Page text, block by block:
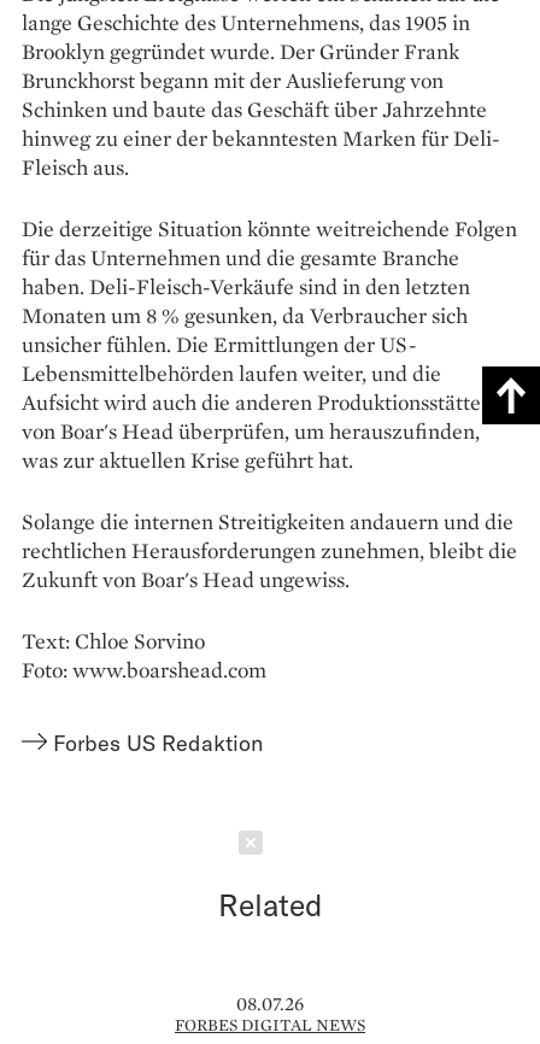
lange Geschichte des Unternehmens, das 1905 in
Brooklyn gegründet wurde. Der Gründer Frank
Brunckhorst begann mit der Auslieferung von
Schinken und baute das Geschäft über Jahrzehnte
hinweg zu einer der bekanntesten Marken für Deli-
Fleisch aus.
Die derzeitige Situation könnte weitreichende Folgen
für das Unternehmen und die gesamte Branche
haben. Deli-Fleisch-Verkäufe sind in den letzten
Monaten um 8 % gesunken, da Verbraucher sich
unsicher fühlen. Die Ermittlungen der US-
Lebensmittelbehörden laufen weiter, und die
Aufsicht wird auch die anderen Produktionsstätten
von Boar's Head überprüfen, um herauszufinden,
was zur aktuellen Krise geführt hat.
Solange die internen Streitigkeiten andauern und die
rechtlichen Herausforderungen zunehmen, bleibt die
Zukunft von Boar's Head ungewiss.
Text: Chloe Sorvino
Foto: www.boarshead.com
Forbes US Redaktion
Related
08.07.26
FORBES DIGITAL NEWS